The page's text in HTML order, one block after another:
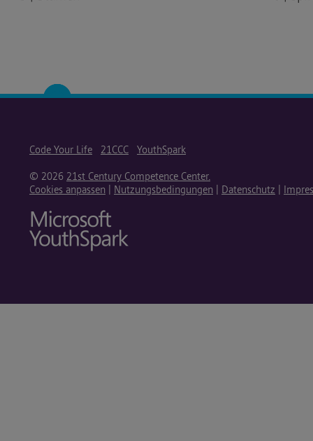
Code Your Life 21CCC YouthSpark
© 2026 21st Century Competence Center.
Cookies anpassen
Nutzungsbedingungen Datenschutz